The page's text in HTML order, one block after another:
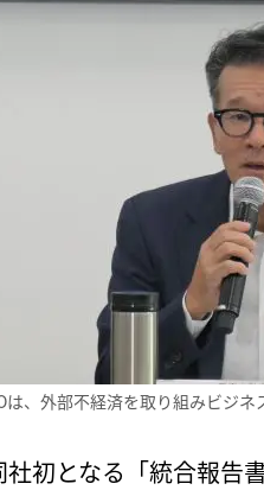
は、外部不経済を取り組みビジ
初となる「統合報告